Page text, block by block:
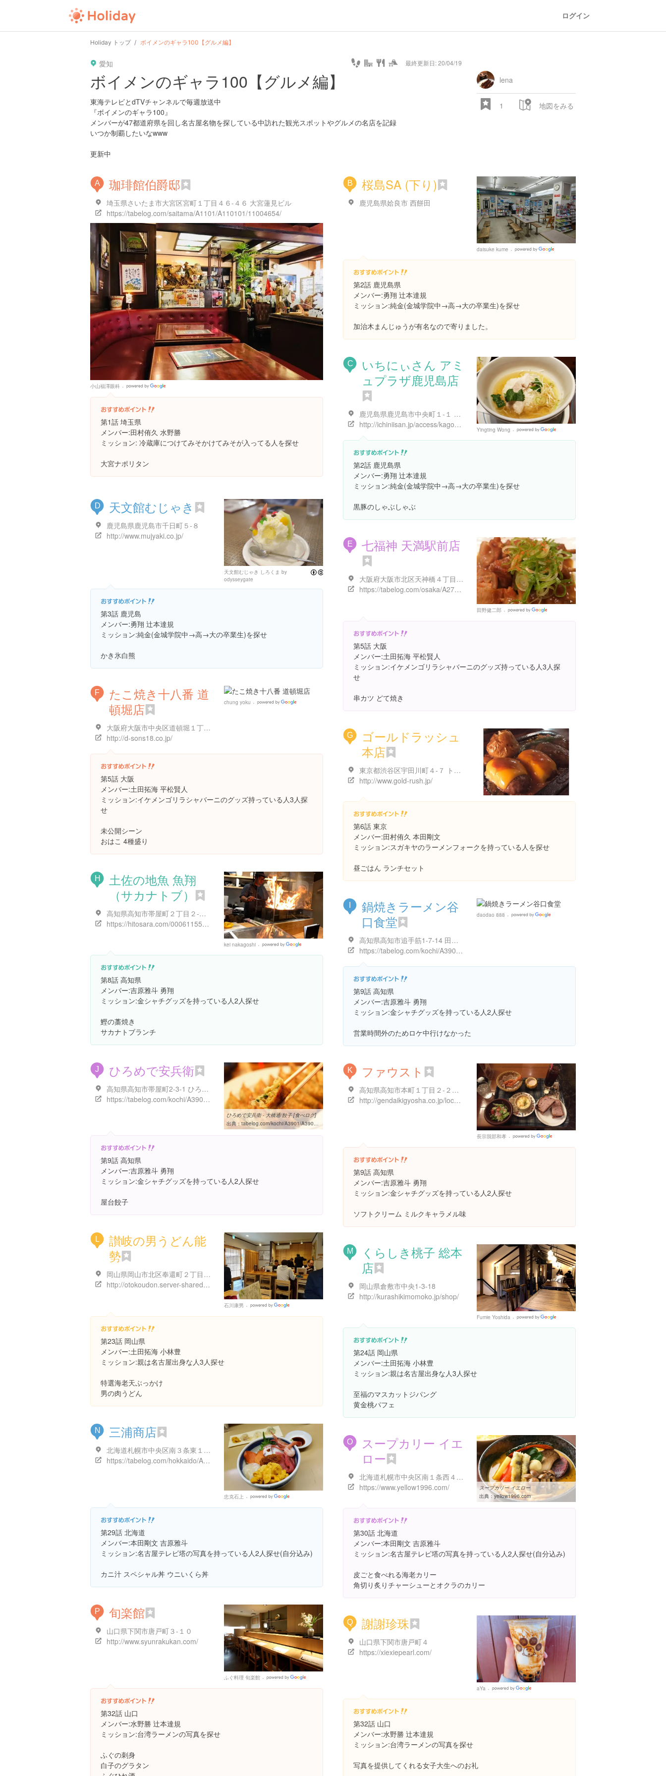
ログイン
Holiday トップ ボイメンのギャラ100【グルメ編】
愛知 最終更新日: 20/04/19
28.522 px
kanagawa
tel time url hot
ボイメンのギャラ100【グルメ編】
東海テレビとdTVチャンネルで毎週放送中
『ボイメンのギャラ100』
メンバーが47都道府県を回し名古屋名物を探している中訪れた観光スポットやグルメの名店を記録
いつか制覇したいなwww
更新中
lena
1 地図をみる
A 珈琲館伯爵邸
埼玉県さいたま市大宮区宮町１丁目４６-４６ 大宮蓮見ビル
https://tabelog.com/saitama/A1101/A110101/11004654/
小山福澤眼科
Places
第1話 埼玉県
メンバー:田村侑久 水野勝
ミッション: 冷蔵庫につけてみそかけてみそが入ってる人を探せ
大宮ナポリタン
B 桜島SA (下り)
鹿児島県姶良市 西餅田
daisuke kume
Places
第2話 鹿児島県
メンバー:勇翔 辻本達規
ミッション:純金(金城学院中→高→大の卒業生)を探せ
加治木まんじゅうが有名なので寄りました。
C
いちにぃさん アミ
ュプラザ鹿児島店
鹿児島県鹿児島市中央町１-１ アミュプラザ鹿児島5F
http://ichiniisan.jp/access/kagoshima/amu.html
Yingting Wong
Places
第2話 鹿児島県
メンバー:勇翔 辻本達規
ミッション:純金(金城学院中→高→大の卒業生)を探せ
黒豚のしゃぶしゃぶ
D 天文館むじゃき
鹿児島県鹿児島市千日町５-８
http://www.mujyaki.co.jp/
天文館むじゃき しろくま by
odysseygate
Attribution-ShareAlike License
第3話 鹿児島
メンバー:勇翔 辻本達規
ミッション:純金(金城学院中→高→大の卒業生)を探せ
かき氷白熊
E 七福神 天満駅前店
大阪府大阪市北区天神橋４丁目１２-１
https://tabelog.com/osaka/A2701/A270103/27065465/
田野健二郎
Places
第5話 大阪
メンバー:土田拓海 平松賢人
ミッション:イケメンゴリラシャバーニのグッズ持っている人3人探
せ
串カツ どて焼き
F
たこ焼き十八番 道
頓堀店
大阪府大阪市中央区道頓堀１丁目７-２１ 中座くいだおれビル 1F
http://d-sons18.co.jp/
chung yoku
第5話 大阪
メンバー:土田拓海 平松賢人
ミッション:イケメンゴリラシャバーニのグッズ持っている人3人探
せ
未公開シーン
おはこ 4種盛り
G
ゴールドラッシュ
本店
東京都渋谷区宇田川町４-７ トウセン宇田川町ビル 4F
http://www.gold-rush.jp/
第6話 東京
メンバー:田村侑久 本田剛文
ミッション:スガキヤのラーメンフォークを持っている人を探せ
昼ごはん ランチセット
H
土佐の地魚 魚翔
（サカナトブ）
高知県高知市帯屋町２丁目２-２０
https://hitosara.com/0006115558/
kei nakagoshi
Places
第8話 高知県
メンバー:吉原雅斗 勇翔
ミッション:金シャチグッズを持っている人2人探せ
鰹の藁焼き
サカナトブランチ
鍋焼きラーメン谷
口食堂
高知県高知市追手筋1-7-14 田村ビル 1F
https://tabelog.com/kochi/A3901/A390101/39006324/
daodao 888
第9話 高知県
メンバー:吉原雅斗 勇翔
ミッション:金シャチグッズを持っている人2人探せ
営業時間外のためロケ中行けなかった
J ひろめで安兵衛
高知県高知市帯屋町2-3-1 ひろめ市場
https://tabelog.com/kochi/A3901/A390101/39000464/
ひろめで安兵衛 - 大橋通/餃子 [食べログ]
出典：tabelog.com/kochi/A3901/A390101/39000464
第9話 高知県
メンバー:吉原雅斗 勇翔
ミッション:金シャチグッズを持っている人2人探せ
屋台餃子
K ファウスト
高知県高知市本町１丁目２-２２ おびさんロード内
http://gendaikigyosha.co.jp/locations/faust
長宗我部和孝
Places
第9話 高知県
メンバー:吉原雅斗 勇翔
ミッション:金シャチグッズを持っている人2人探せ
ソフトクリーム ミルクキャラメル味
L
讃岐の男うどん能
勢
岡山県岡山市北区奉還町２丁目３-６
http://otokoudon.server-shared.com/
石川康男
Places
第23話 岡山県
メンバー:土田拓海 小林豊
ミッション:親は名古屋出身な人3人探せ
特選海老天ぶっかけ
男の肉うどん
M
くらしき桃子 総本
店
岡山県倉敷市中央1-3-18
http://kurashikimomoko.jp/shop/
Fumie Yoshida
Places
第24話 岡山県
メンバー:土田拓海 小林豊
ミッション:親は名古屋出身な人3人探せ
至福のマスカットジパング
黄金桃パフェ
N 三浦商店
北海道札幌市中央区南３条東１丁目 南３条東１丁目
https://tabelog.com/hokkaido/A0101/A010103/1001073/
忠克石上
Places
第29話 北海道
メンバー:本田剛文 吉原雅斗
ミッション:名古屋テレビ塔の写真を持っている人2人探せ(自分込み)
カニ汁 スペシャル丼 ウニいくら丼
O
スープカリー イエ
ロー
北海道札幌市中央区南１条西４丁目７-１ クリエイトビル 地下１Ｆ
https://www.yellow1996.com/
スープカリー イエロー
出典：yellow1996.com
第30話 北海道
メンバー:本田剛文 吉原雅斗
ミッション:名古屋テレビ塔の写真を持っている人2人探せ(自分込み)
皮ごと食べれる海老カリー
角切り炙りチャーシューとオクラのカリー
P 旬楽館
山口県下関市唐戸町３-１０
http://www.syunrakukan.com/
ふぐ料理 旬楽館
Places
第32話 山口
メンバー:水野勝 辻本達規
ミッション:台湾ラーメンの写真を探せ
ふぐの刺身
白子のグラタン
Q 謝謝珍珠
山口県下関市唐戸町４
https://xiexiepearl.com/
aYa
Places
第32話 山口
メンバー:水野勝 辻本達規
ミッション:台湾ラーメンの写真を探せ
写真を提供してくれる女子大生へのお礼